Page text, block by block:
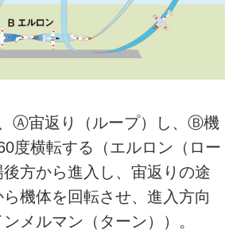
Ⓐ宙返り（ループ）し、Ⓑ機
度横転する（エルロン（ロー
方から進入し、宙返りの途
機体を回転させ、進入方向
メルマン（ターン））。